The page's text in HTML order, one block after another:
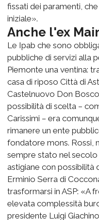
fissati dei paramenti,
iniziale».
Anche l'ex
Le Ipab che sono
pubbliche di servizi alla
Piemonte una ventina:
casa di riposo Città di
Castelnuovo Don
possibilità di scelta –
Carissimi – era
rimanere un ente
fondatore mons. Rossi,
sempre stato nel
astigiane con possibilità
Erminio Serra di
trasformarsi in ASP: «A
elevata complessità
presidente Luigi